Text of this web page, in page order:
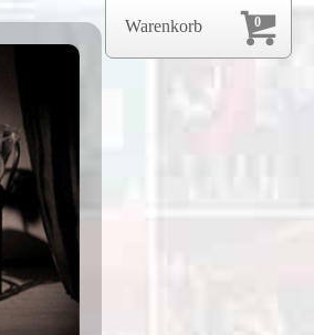
0
Warenkorb